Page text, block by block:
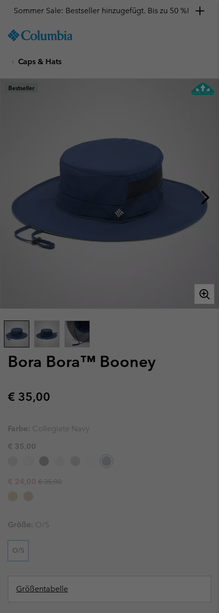
TO
SKIP
MAIN
NAV
Sommer Sale: Bestseller hinzugefügt. Bis zu 50 %!
Caps & Hats
Bora Bora™ Booney
Regular price:
€ 35,00
Bestseller
Farbe: Collegiate Navy
€ 35,00
Sale price:
€ 24,00 Regular price:
€ 35,00
Größe: O/S
O/S
Größentabelle